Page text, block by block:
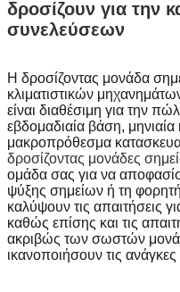
δροσίζουν για την
συνελεύσεων
Η δροσίζοντας μονάδα
κλιματιστικών
είναι διαθέσιμη για την
εβδομαδιαία βάση, μηνιαία
μακροπρόθεσμα
δροσίζοντας μονάδες
ομάδα σας για να
ψύξης σημείων ή τη
καλύψουν τις απαιτήσεις
καθώς επίσης και τις
ακριβώς των σωστών
ικανοποιήσουν τις